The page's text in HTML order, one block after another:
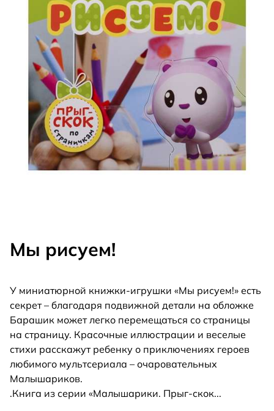
Мы рисуем!
У миниатюрной книжки-игрушки «Мы рисуем!» есть
секрет – благодаря подвижной детали на обложке
Барашик может легко перемещаться со страницы
на страницу. Красочные иллюстрации и веселые
стихи расскажут ребенку о приключениях героев
любимого мультсериала – очаровательных
Малышариков.
.Книга из серии «Малышарики. Прыг-скок...